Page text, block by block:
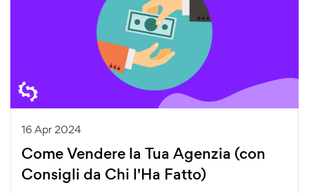
16 Apr 2024
Come Vendere la Tua Agenzia (con
Consigli da Chi l'Ha Fatto)